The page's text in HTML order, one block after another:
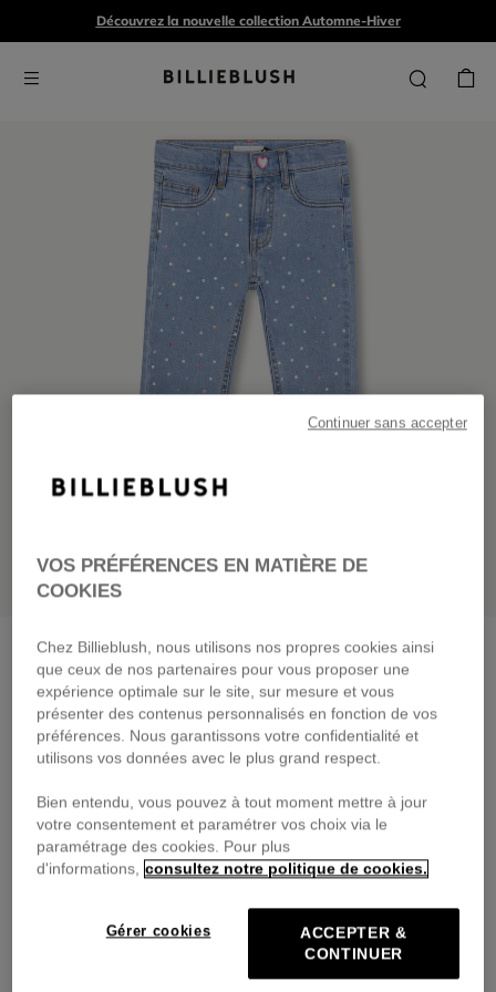
Découvrez la nouvelle collection Automne-Hiver
Pantalon en denimdouble stone+brossage
dès 65,00 €
Payez en 4 fois sans frais avec
🔒Paiement sécurisé & retours faciles
DESCRIPTION
COMPOSITION
VOS PRÉFÉRENCES EN MATIÈRE DE
COOKIES
Chez Billieblush, nous utilisons nos propres cookies ainsi
que ceux de nos partenaires pour vous proposer une
expérience optimale sur le site, sur mesure et vous
présenter des contenus personnalisés en fonction de vos
préférences. Nous garantissons votre confidentialité et
utilisons vos données avec le plus grand respect.
Bien entendu, vous pouvez à tout moment mettre à jour
votre consentement et paramétrer vos choix via le
paramétrage des cookies. Pour plus
d'informations, consultez notre politique de cookies.
Gérer cookies
ACCEPTER &
CONTINUER
Continuer sans accepter